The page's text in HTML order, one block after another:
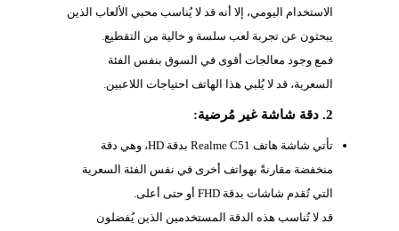
الاستخدام اليومي، إلا أنه قد لا يُناسب محبي الألعاب الذين
يبحثون عن تجربة لعب سلسة و خالية من التقطيع.
فمع وجود معالجات أقوى في السوق بنفس الفئة
السعرية، قد لا يُلبي هذا الهاتف احتياجات اللاعبين.
2. دقة شاشة غير مُرضية:
تأتي شاشة هاتف Realme C51 بدقة HD، وهي دقة
منخفضة مقارنةً بهواتف أخرى في نفس الفئة السعرية
التي تُقدم شاشات بدقة FHD أو حتى أعلى.
قد لا تُناسب هذه الدقة المستخدمين الذين يُفضلون